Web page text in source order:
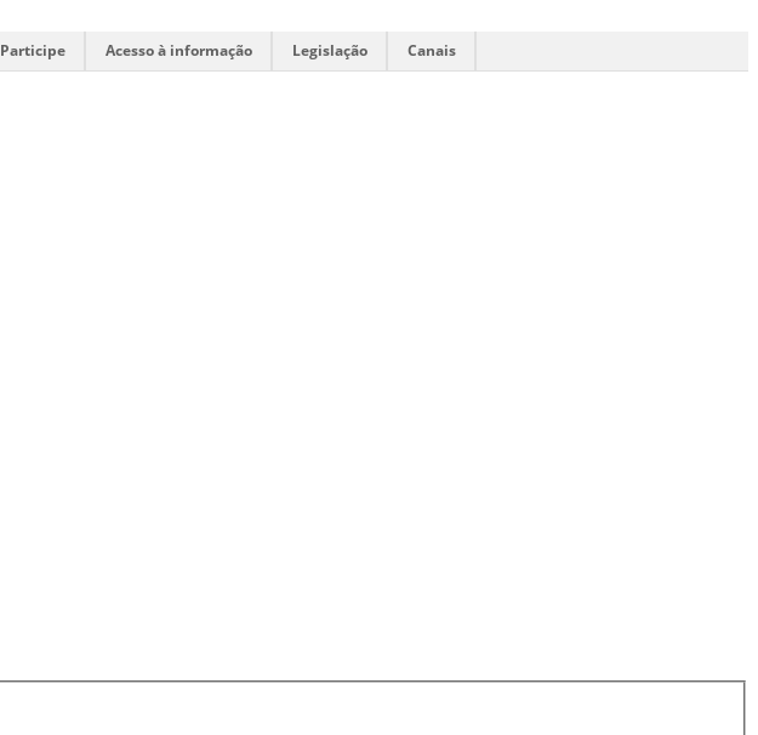
Participe Acesso à informação Legislação Canais